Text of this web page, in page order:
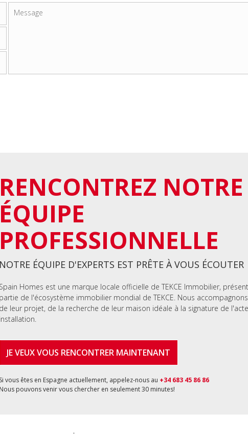
RENCONTREZ NOTRE
ÉQUIPE
PROFESSIONNELLE
NOTRE ÉQUIPE D'EXPERTS EST PRÊTE À VOUS ÉCOUTER
Spain Homes est une marque locale officielle de TEKCE Immobilier,
partie de l'écosystème immobilier mondial de TEKCE. Nous
de leur projet, de la recherche de leur maison idéale à la signature de
installation.
JE VEUX VOUS RENCONTRER MAINTENANT
Si vous êtes en Espagne actuellement, appelez-nous au +34 683 45 86 86
Nous pouvons venir vous chercher en seulement 30 minutes!